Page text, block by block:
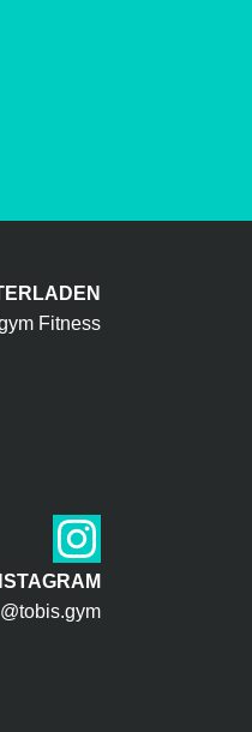
Fitness
@tobis.gym